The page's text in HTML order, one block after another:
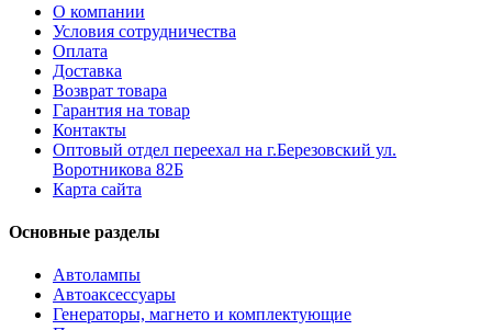
О компании
Условия сотрудничества
Оплата
Доставка
Возврат товара
Гарантия на товар
Контакты
Оптовый отдел переехал на г.Березовский ул.
Воротникова 82Б
Карта сайта
Основные разделы
Автолампы
Автоаксессуары
Генераторы, магнето и комплектующие